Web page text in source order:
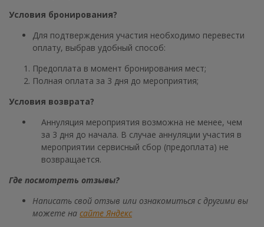
Условия бронирования?
Для подтверждения участия необходимо перевести
оплату, выбрав удобный способ:
Предоплата в момент бронирования мест;
Полная оплата за 3 дня до мероприятия;
Условия возврата?
Аннуляция мероприятия возможна не менее, чем
за 3 дня до начала. В случае аннуляции участия в
мероприятии сервисный сбор (предоплата) не
возвращается.
Где посмотреть отзывы?
Написать свой отзыв или ознакомиться с другими вы
можете на сайте Яндекс